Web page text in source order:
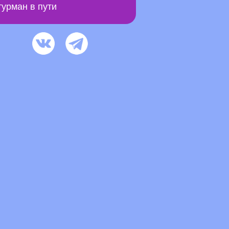
в пути